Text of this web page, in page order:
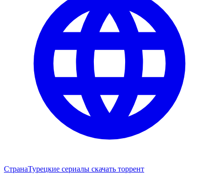
СтранаТурецкие сериалы скачать торрент